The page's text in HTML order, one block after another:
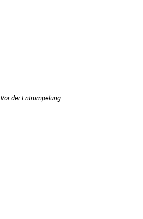
Vor der Entrümpelung